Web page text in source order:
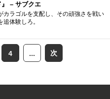
– サブクエ
カラゴルを支配し、その頑強さを戦い
体験しろ。
4 ... 次